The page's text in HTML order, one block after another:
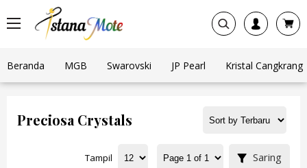
Beranda MGB Swarovski JP Pearl Kristal Cangkrang
Preciosa Crystals
Tampil Saring